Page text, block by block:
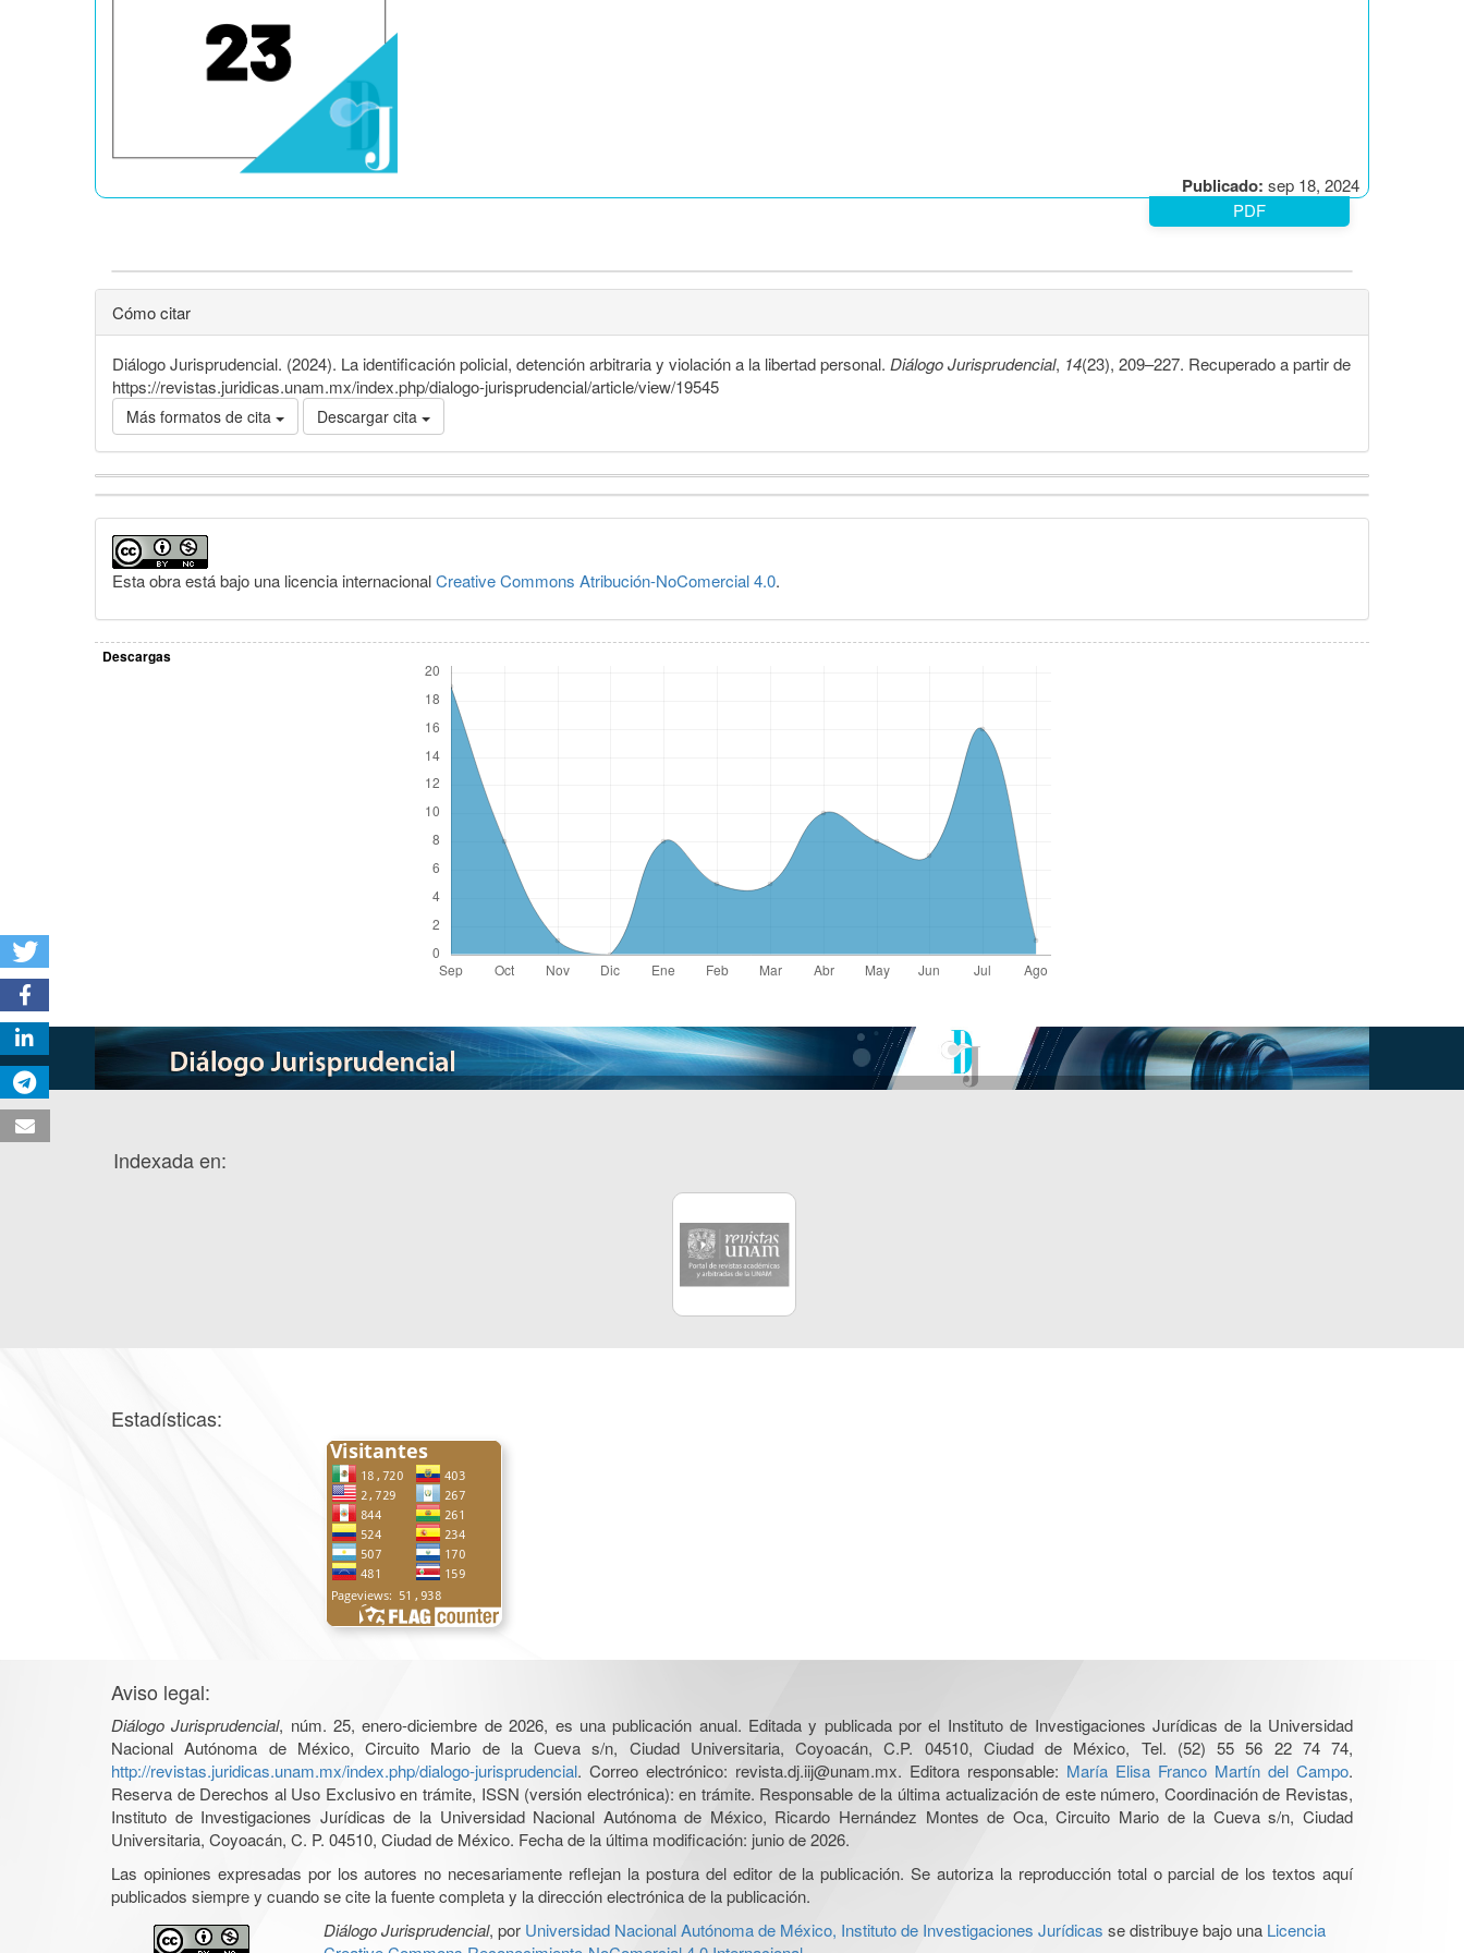
Publicado: sep 18, 2024
PDF
Cómo citar
Diálogo Jurisprudencial. (2024). La identificación policial, detención arbitraria y violación a la libertad personal. Diálogo Jurisprudencial, 14(23), 209–227. Recuperado a partir de
https://revistas.juridicas.unam.mx/index.php/dialogo-jurisprudencial/article/view/19545
Más formatos de cita Descargar cita
Detalles
del
artículo
Esta obra está bajo una licencia internacionalCreative Commons Atribución-NoComercial 4.0.
Descargas
Indexada en:
Estadísticas:
Aviso legal:
Diálogo Jurisprudencial, núm. 25, enero-diciembre de 2026, es una publicación anual. Editada y publicada por el Instituto de Investigaciones Jurídicas de la Universidad
Nacional Autónoma de México, Circuito Mario de la Cueva s/n, Ciudad Universitaria, Coyoacán, C.P. 04510, Ciudad de México, Tel. (52) 55 56 22 74 74,
http://revistas.juridicas.unam.mx/index.php/dialogo-jurisprudencial. Correo electrónico: revista.dj.iij@unam.mx. Editora responsable: María Elisa Franco Martín del Campo.
Reserva de Derechos al Uso Exclusivo en trámite, ISSN (versión electrónica): en trámite. Responsable de la última actualización de este número, Coordinación de Revistas,
Instituto de Investigaciones Jurídicas de la Universidad Nacional Autónoma de México, Ricardo Hernández Montes de Oca, Circuito Mario de la Cueva s/n, Ciudad
Universitaria, Coyoacán, C. P. 04510, Ciudad de México. Fecha de la última modificación: junio de 2026.
Las opiniones expresadas por los autores no necesariamente reflejan la postura del editor de la publicación. Se autoriza la reproducción total o parcial de los textos aquí
publicados siempre y cuando se cite la fuente completa y la dirección electrónica de la publicación.
Diálogo Jurisprudencial, por Universidad Nacional Autónoma de México, Instituto de Investigaciones Jurídicas se distribuye bajo una Licencia